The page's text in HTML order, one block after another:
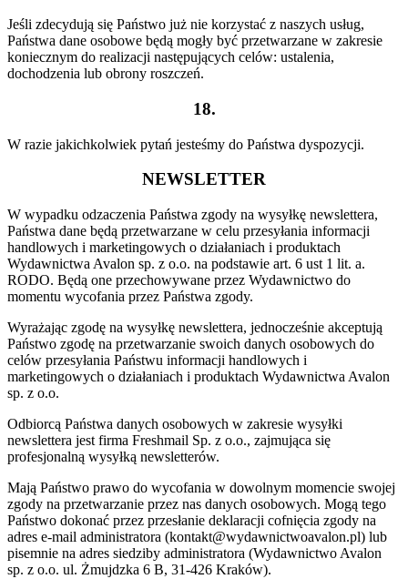
Jeśli zdecydują się Państwo już nie korzystać z naszych usług,
Państwa dane osobowe będą mogły być przetwarzane w zakresie
koniecznym do realizacji następujących celów: ustalenia,
dochodzenia lub obrony roszczeń.
18.
W razie jakichkolwiek pytań jesteśmy do Państwa dyspozycji.
NEWSLETTER
W wypadku odzaczenia Państwa zgody na wysyłkę newslettera,
Państwa dane będą przetwarzane w celu przesyłania informacji
handlowych i marketingowych o działaniach i produktach
Wydawnictwa Avalon sp. z o.o. na podstawie art. 6 ust 1 lit. a.
RODO. Będą one przechowywane przez Wydawnictwo do
momentu wycofania przez Państwa zgody.
Wyrażając zgodę na wysyłkę newslettera, jednocześnie akceptują
Państwo zgodę na przetwarzanie swoich danych osobowych do
celów przesyłania Państwu informacji handlowych i
marketingowych o działaniach i produktach Wydawnictwa Avalon
sp. z o.o.
Odbiorcą Państwa danych osobowych w zakresie wysyłki
newslettera jest firma Freshmail Sp. z o.o., zajmująca się
profesjonalną wysyłką newsletterów.
Mają Państwo prawo do wycofania w dowolnym momencie swojej
zgody na przetwarzanie przez nas danych osobowych. Mogą tego
Państwo dokonać przez przesłanie deklaracji cofnięcia zgody na
adres e-mail administratora (kontakt@wydawnictwoavalon.pl) lub
pisemnie na adres siedziby administratora (Wydawnictwo Avalon
sp. z o.o. ul. Żmujdzka 6 B, 31-426 Kraków).